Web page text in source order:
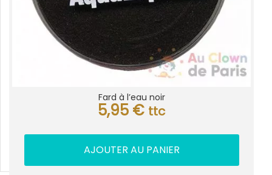
Fard à l’eau noir
5,95 € ttc
AJOUTER AU PANIER